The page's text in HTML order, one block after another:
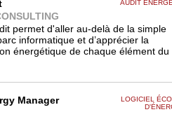
AUDIT
permet d'aller au-delà de la simple
informatique et d’apprécier la
énergétique de chaque élément du
LOGICIEL
Manager